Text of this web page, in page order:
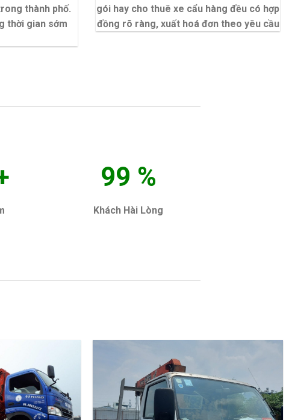
thành phố.
thời gian sớm
gói hay cho thuê xe cẩu hàng đều có hợp
đồng rõ ràng, xuất hoá đơn theo yêu cầu
99 %
Khách Hài Lòng